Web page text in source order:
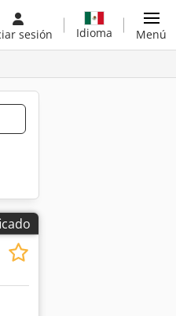
sesión Idioma Menú